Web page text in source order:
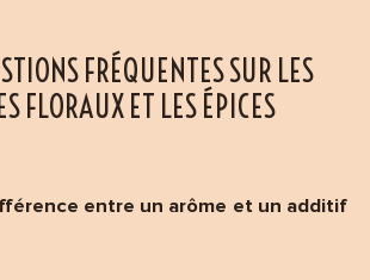
FRÉQUENTES SUR LES
FLORAUX ET LES ÉPICES
entre un arôme et un additif